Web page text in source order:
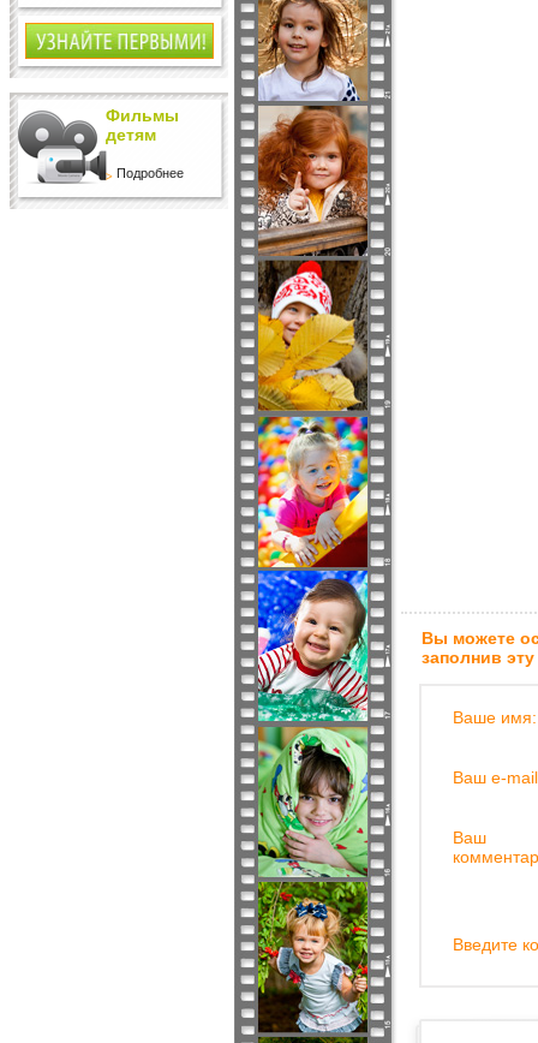
Фильмы
детям
Подробнее
Вы можете
заполнив
Ваше имя:
Ваш e-
Ваш
Введите